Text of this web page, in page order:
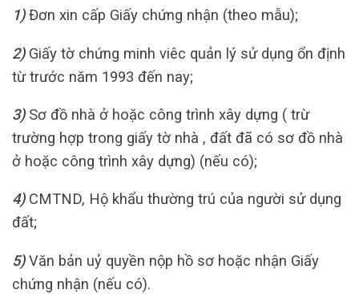
1)Đơn xin cấp Giấy chứng nhận (theo mẫu);
2)Giấy tờ chứng minh viêc quản lý sử dụng ổn định
từ trước năm 1993 đến nay;
3)Sơ đồ nhà ở hoặc công trình xây dựng ( trừ
trường hợp trong giấy tờ nhà , đất đã có sơ đồ nhà
ở hoặc công trình xây dựng) (nếu có);
4)CMTND, Hộ khẩu thường trú của người sử dụng
đất;
5)Văn bản uỷ quyền nộp hồ sơ hoặc nhận Giấy
chứng nhận (nếu có).